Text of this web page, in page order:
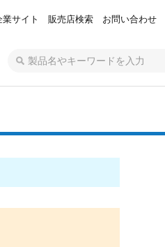
業サイト 販売店検索 お問い合わせ